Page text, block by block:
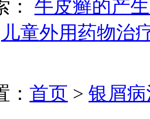
牛皮癣的产
儿童外用药物治
首页 > 银屑